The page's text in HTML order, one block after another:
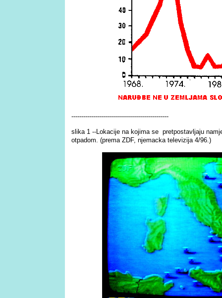
-------------------------------------------------
slika 1 --Lokacije na kojima se pretpostavljaju
otpadom. (prema ZDF, njemacka televizija 4/96.)